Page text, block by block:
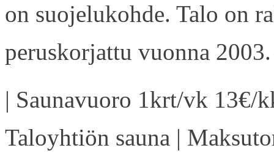
on suojelukohde. Talo on
peruskorjattu vuonna 2003.
| Saunavuoro 1krt/vk 13€/
Taloyhtiön sauna |